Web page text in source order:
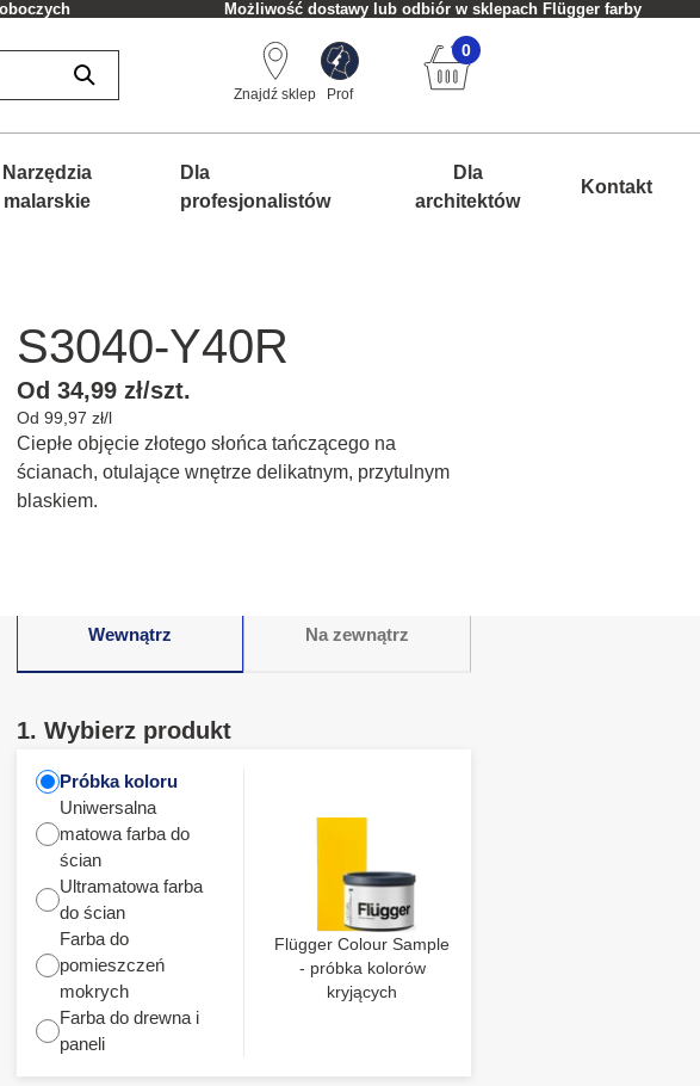
Możliwość dostawy lub odbiór w sklepach Flügger farby
Znajdź sklep Prof
0
Narzędzia
malarskie
Dla
profesjonalistów
Dla
architektów
Kontakt
S3040-Y40R
Od 34,99 zł/szt.
Od 99,97 zł/l
Ciepłe objęcie złotego słońca tańczącego na
ścianach, otulające wnętrze delikatnym, przytulnym
blaskiem.
Wewnątrz Na zewnątrz
1. Wybierz produkt
Próbka koloru
Uniwersalna
matowa farba do
ścian
Ultramatowa farba
do ścian
Farba do
pomieszczeń
mokrych
Farba do drewna i
paneli
Flügger Colour Sample
- próbka kolorów
kryjących